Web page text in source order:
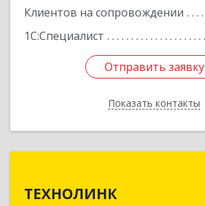
Клиентов на сопровождении
1С:Специалист
Отправить заявку
Показать контакты
Отправить заявку
Назад
ТЕХНОЛИНК